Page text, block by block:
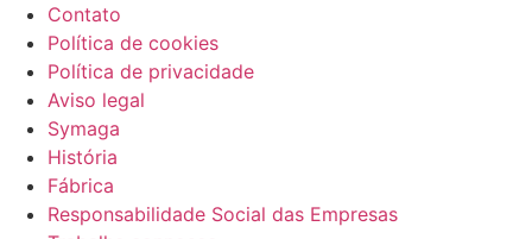
Contato
Política de cookies
Política de privacidade
Aviso legal
Symaga
História
Fábrica
Responsabilidade Social das Empresas